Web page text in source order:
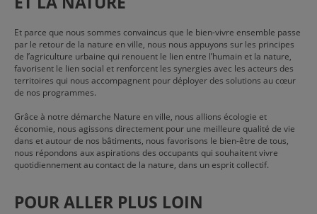
Et parce que nous sommes convaincus que le bien-vivre ensemble passe
par le retour de la nature en ville, nous nous appuyons sur les principes
de l’agriculture urbaine qui renouent le lien entre l’humain et la nature,
favorisent le lien social et renforcent les synergies avec les acteurs des
territoires qui nous accompagnent pour déployer des solutions au cœur
de nos programmes.
Grâce à notre démarche Nature en ville, nous allions écologie et
économie, nous agissons directement pour une meilleure qualité de vie
dans et autour de nos bâtiments, nous favorisons le bien-être de tous,
nous répondons aux aspirations des occupants qui souhaitent vivre
quotidiennement au contact de la nature, dans un esprit collectif.
POUR ALLER PLUS LOIN